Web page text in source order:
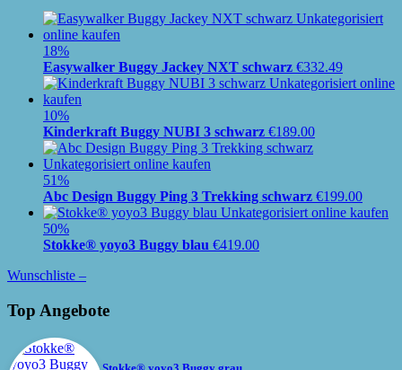
18%
Easywalker Buggy Jackey NXT schwarz €332.49
10%
Kinderkraft Buggy NUBI 3 schwarz €189.00
51%
Abc Design Buggy Ping 3 Trekking schwarz €199.00
50%
Stokke® yoyo3 Buggy blau €419.00
Wunschliste –
Top Angebote